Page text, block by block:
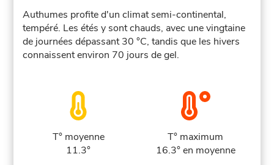
Authumes profite d'un climat semi-continental,
tempéré. Les étés y sont chauds, avec une vingtaine
de journées dépassant 30 °C, tandis que les hivers
connaissent environ 70 jours de gel.
T° moyenne
11.3°
T° maximum
16.3° en moyenne